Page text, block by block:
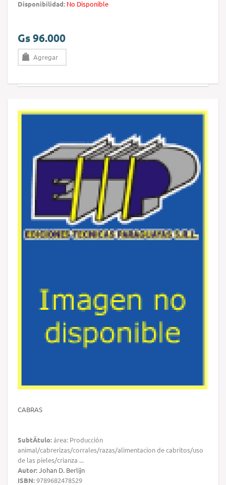
Disponibilidad: No Disponible
Gs 96.000
Agregar
CABRAS
SubtÃ­tulo:área: Producción
animal/cabrerizas/corrales/razas/alimentacion de cabritos/uso
de las pieles/crianza ...
Autor:Johan D. Berlijn
ISBN:9789682478529